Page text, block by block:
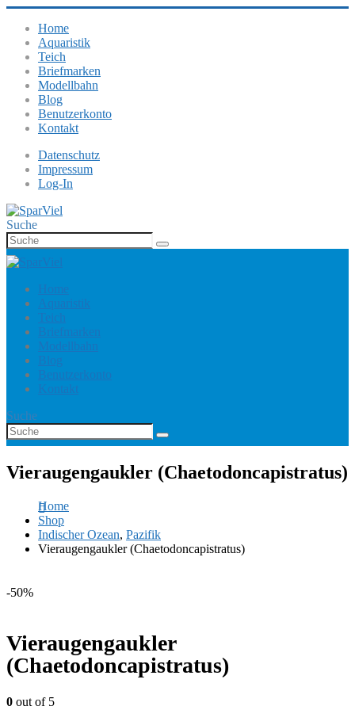
Home
Aquaristik
Teich
Briefmarken
Modellbahn
Blog
Benutzerkonto
Kontakt
Datenschutz
Impressum
Log-In
Suche
Home
Aquaristik
Teich
Briefmarken
Modellbahn
Blog
Benutzerkonto
Kontakt
Suche
Vieraugengaukler (Chaetodoncapistratus)
Home
Shop
Indischer Ozean, Pazifik
Vieraugengaukler (Chaetodoncapistratus)
-50%
Vieraugengaukler
(Chaetodoncapistratus)
0 out of 5